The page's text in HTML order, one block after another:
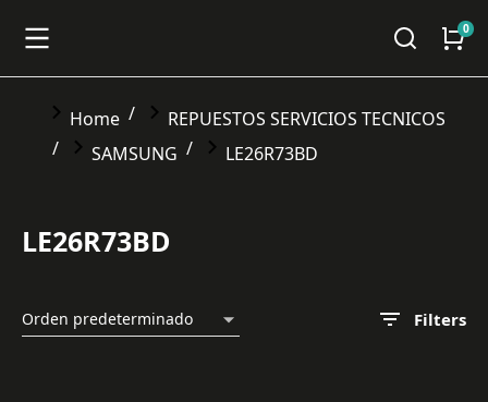
You are here:
Home
REPUESTOS SERVICIOS TECNICOS
SAMSUNG
LE26R73BD
LE26R73BD
Filters